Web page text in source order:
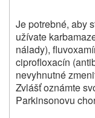
Je potrebné, aby
užívate
nálady),
ciprofloxacín
nevyhnutné
Zvlášť oznámte
Parkinsonovu